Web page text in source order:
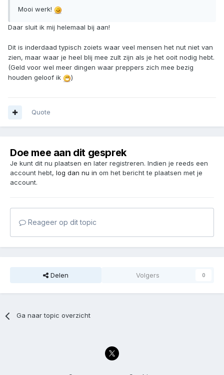
Mooi werk!
Daar sluit ik mij helemaal bij aan!
Dit is inderdaad typisch zoiets waar veel mensen het nut niet van
zien, maar waar je heel blij mee zult zijn als je het ooit nodig hebt.
(Geld voor wel meer dingen waar preppers zich mee bezig
houden geloof ik
)
Quote
Doe mee aan dit gesprek
Je kunt dit nu plaatsen en later registreren. Indien je reeds een
account hebt, log dan nu in om het bericht te plaatsen met je
account.
Reageer op dit topic
Delen Volgers 0
Ga naar topic overzicht